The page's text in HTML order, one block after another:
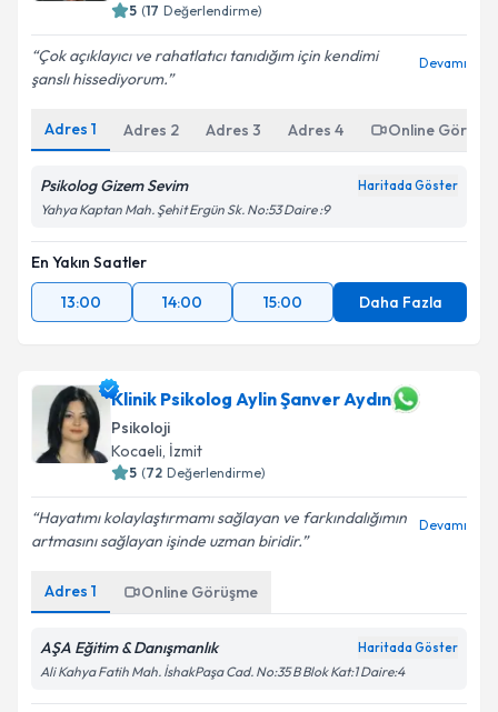
5 (17 Değerlendirme)
Çok açıklayıcı ve rahatlatıcı tanıdığım için kendimi
şanslı hissediyorum.
Devamı
Adres 1 Adres 2 Adres 3 Adres 4 Online
Psikolog Gizem Sevim Haritada Göster
Yahya Kaptan Mah. Şehit Ergün Sk. No:53 Daire :9
En Yakın Saatler
13:00
14:00 15:00 Daha Fazla
Klinik Psikolog Aylin Şanver Aydın
Psikoloji
Kocaeli, İzmit
5 (72 Değerlendirme)
Hayatımı kolaylaştırmamı sağlayan ve farkındalığımın
artmasını sağlayan işinde uzman biridir.
Devamı
Adres 1 Online Görüşme
AŞA Eğitim & Danışmanlık Haritada Göster
Ali Kahya Fatih Mah. İshakPaşa Cad. No:35 B Blok Kat:1 Daire:4